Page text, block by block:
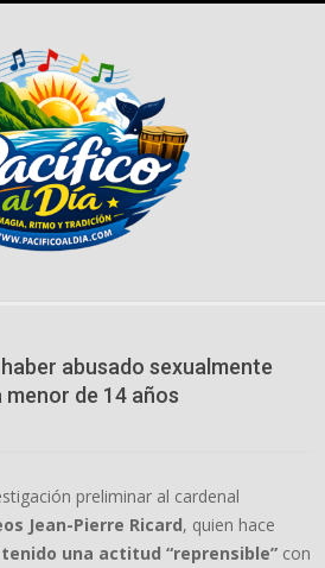
abusado sexualmente
menor de 14 años
preliminar al cardenal
Jean-Pierre Ricard, quien hace
una actitud “reprensible” con